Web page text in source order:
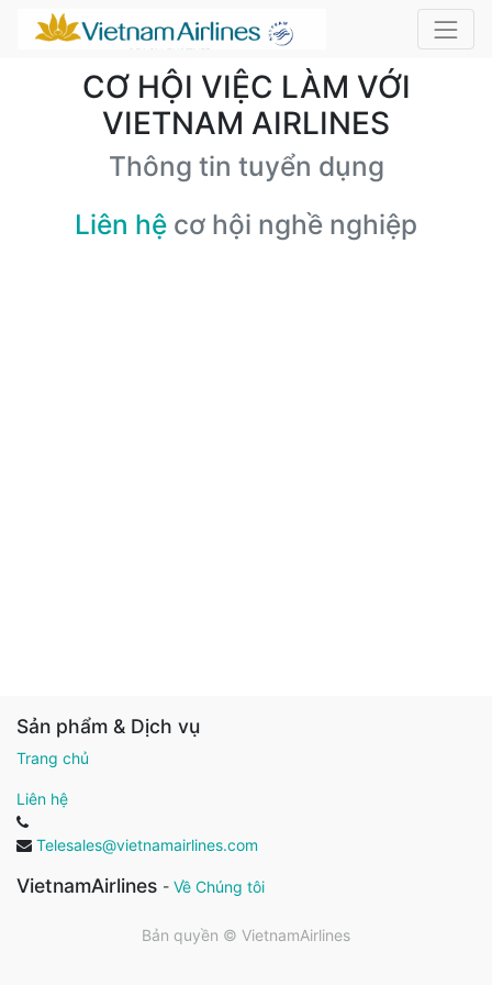
CƠ HỘI VIỆC LÀM VỚI
VIETNAM AIRLINES
Thông tin tuyển dụng
Liên hệ cơ hội nghề nghiệp
Sản phẩm & Dịch vụ
Trang chủ
Liên hệ
Telesales@vietnamairlines.com
VietnamAirlines - Về Chúng tôi
Bản quyền © VietnamAirlines